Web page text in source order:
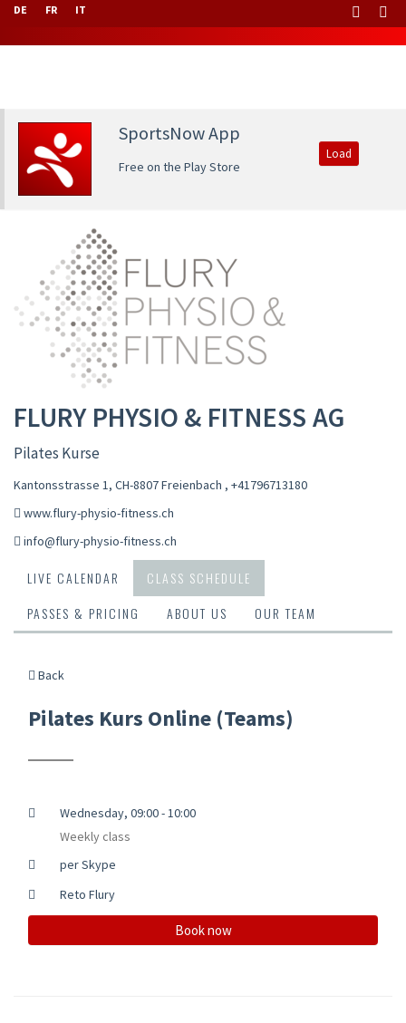
DE FR IT
SportsNow App
Free on the Play Store
Load
FLURY PHYSIO & FITNESS AG
Pilates Kurse
Kantonsstrasse 1, CH-8807 Freienbach , +41796713180
www.flury-physio-fitness.ch
info@flury-physio-fitness.ch
LIVE CALENDAR
CLASS SCHEDULE
PASSES & PRICING
ABOUT US OUR TEAM
Back
Pilates Kurs Online (Teams)
Wednesday, 09:00 - 10:00
Weekly class
per Skype
Reto Flury
Book now